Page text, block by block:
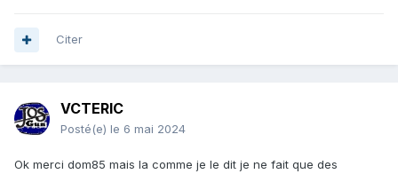
Citer
VCTERIC
Posté(e) le 6 mai 2024
Ok merci dom85 mais la comme je le dit je ne fait que des